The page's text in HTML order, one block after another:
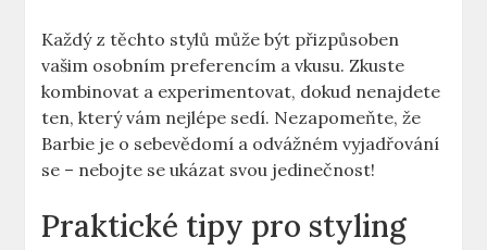
Každý z těchto stylů může být přizpůsoben
vašim osobním preferencím a vkusu. Zkuste
kombinovat a experimentovat, dokud nenajdete
ten, který vám nejlépe sedí. Nezapomeňte, že
Barbie je o sebevědomí a odvážném vyjadřování
se – nebojte se ukázat svou jedinečnost!
Praktické tipy pro styling